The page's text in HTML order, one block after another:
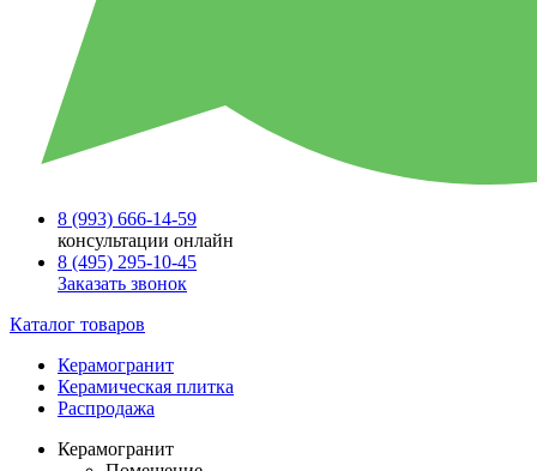
8 (993) 666-14-59
консультации онлайн
8 (495) 295-10-45
Заказать звонок
Каталог товаров
Керамогранит
Керамическая плитка
Распродажа
Керамогранит